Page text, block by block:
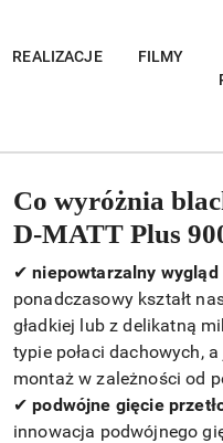
REALIZACJE FILMY
Co wyróżnia
D-MATT Plus
✔niepowtarzalny
ponadczasowy kształt
gładkiej lub z delikatną
typie połaci dachowych,
montaż w zależności od
✔podwójne gięcie
innowacja podwójnego